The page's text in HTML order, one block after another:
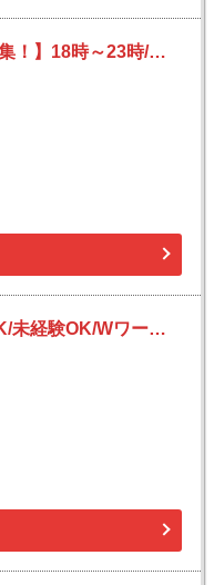
【11月OPEN★オープニング募集！】18時～23時/短時間/週1日～OK♪/未経験OK◎/新設倉庫！/髪色髪型自由♪
【夜間】20時～23時/週1日～OK/未経験OK/Wワークにも/宅配便の仕分け